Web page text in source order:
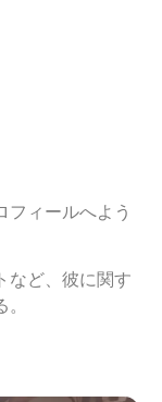
フィールへよう
など、彼に関す